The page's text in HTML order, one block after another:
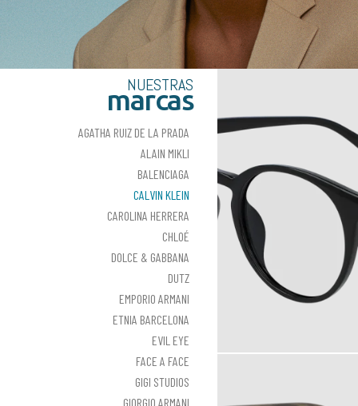
NUESTRAS
marcas
AGATHA RUIZ DE LA PRADA
ALAIN MIKLI
BALENCIAGA
CALVIN KLEIN
CAROLINA HERRERA
CHLOÉ
DOLCE & GABBANA
DUTZ
EMPORIO ARMANI
ETNIA BARCELONA
EVIL EYE
FACE A FACE
GIGI STUDIOS
GIORGIO ARMANI